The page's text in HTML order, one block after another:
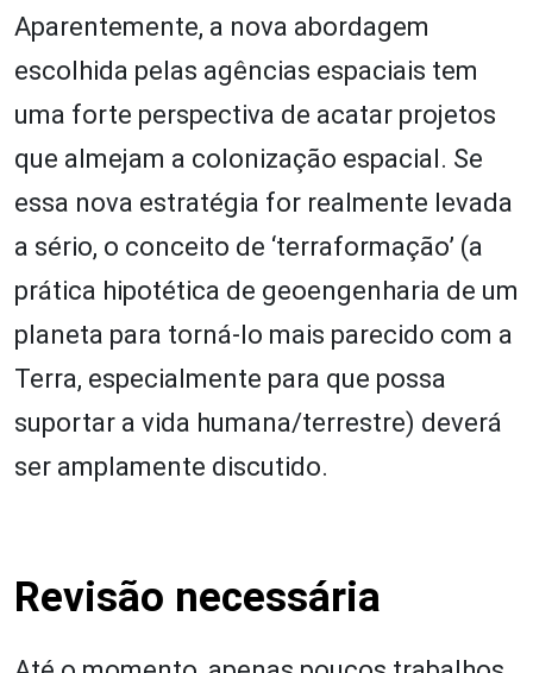
Aparentemente, a nova abordagem
escolhida pelas agências espaciais tem
uma forte perspectiva de acatar projetos
que almejam a colonização espacial. Se
essa nova estratégia for realmente levada
a sério, o conceito de ‘terraformação’ (a
prática hipotética de geoengenharia de um
planeta para torná-lo mais parecido com a
Terra, especialmente para que possa
suportar a vida humana/terrestre) deverá
ser amplamente discutido.
Revisão necessária